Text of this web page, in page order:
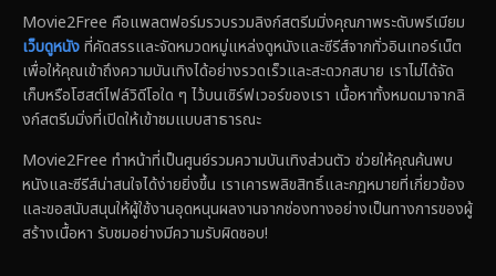
Movie2Free คือแพลตฟอร์มรวบรวมลิงก์สตรีมมิ่งคุณภาพระดับพรีเมียม
เว็บดูหนังที่คัดสรรและจัดหมวดหมู่แหล่งดูหนังและซีรีส์จากทั่วอินเทอร์เน็ต
เพื่อให้คุณเข้าถึงความบันเทิงได้อย่างรวดเร็วและสะดวกสบาย เราไม่ได้จัด
เก็บหรือโฮสต์ไฟล์วิดีโอใด ๆ ไว้บนเซิร์ฟเวอร์ของเรา เนื้อหาทั้งหมดมาจากลิ
งก์สตรีมมิ่งที่เปิดให้เข้าชมแบบสาธารณะ
Movie2Free ทำหน้าที่เป็นศูนย์รวมความบันเทิงส่วนตัว ช่วยให้คุณค้นพบ
หนังและซีรีส์น่าสนใจได้ง่ายยิ่งขึ้น เราเคารพลิขสิทธิ์และกฎหมายที่เกี่ยวข้อง
และขอสนับสนุนให้ผู้ใช้งานอุดหนุนผลงานจากช่องทางอย่างเป็นทางการของผู้
สร้างเนื้อหา รับชมอย่างมีความรับผิดชอบ!